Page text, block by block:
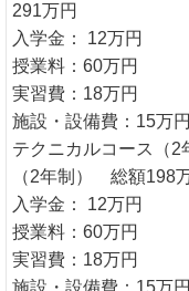
291万円
入学金： 12万円
授業料：60万円
実習費：18万円
施設・設備費：15万円
テクニカルコース（2
（2年制） 総額198
入学金： 12万円
授業料：60万円
実習費：18万円
施設・設備費：15万円